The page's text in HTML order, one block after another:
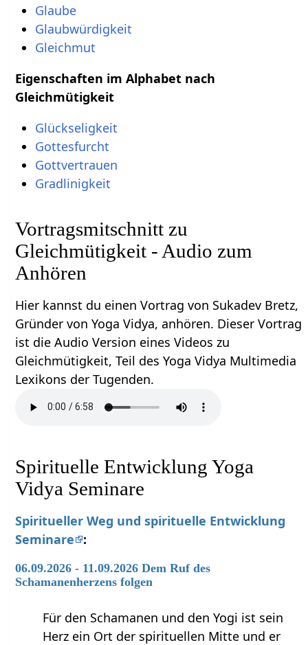
Glaube
Glaubwürdigkeit
Gleichmut
Eigenschaften im Alphabet nach
Gleichmütigkeit
Glückseligkeit
Gottesfurcht
Gottvertrauen
Gradlinigkeit
Vortragsmitschnitt zu
Gleichmütigkeit - Audio zum
Anhören
Hier kannst du einen Vortrag von Sukadev Bretz,
Gründer von Yoga Vidya, anhören. Dieser Vortrag
ist die Audio Version eines Videos zu
Gleichmütigkeit, Teil des Yoga Vidya Multimedia
Lexikons der Tugenden.
Spirituelle Entwicklung Yoga
Vidya Seminare
Spiritueller Weg und spirituelle Entwicklung
Seminare
:
06.09.2026 - 11.09.2026 Dem Ruf des
Schamanenherzens folgen
Für den Schamanen und den Yogi ist sein
Herz ein Ort der spirituellen Mitte und er